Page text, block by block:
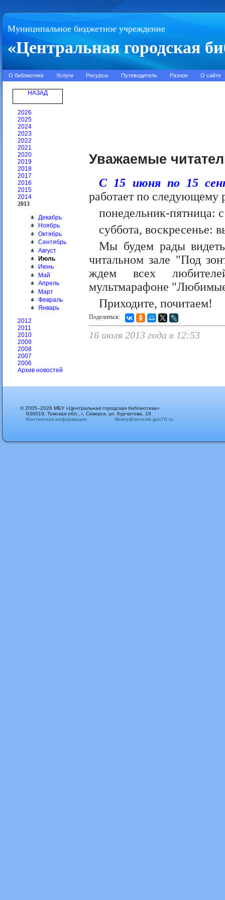
Муниципальное бюджетное учреждение
«Центральная городская
О библиотеке Услуги Ресурсы Путеводитель Разное О сайте
НАЗАД
2026
2025
2024
2023
2022
2021
2020
2019
2018
2017
2016
2015
2014
2013
Декабрь
Ноябрь
Октябрь
Сентябрь
Август
Июль
Июнь
Май
Апрель
Март
Февраль
Январь
2012
2011
2010
2009
2008
2007
2006
Архив новостей
Уважаемые
С 15 июня по 15
работает по следующему
понедельник-пятница:
суббота, воскресенье:
Мы будем рады
читальном зале "Под
ждем всех
мультмарафоне
Приходите, почитаем!
Поделиться:
16 июля 2013 года в 12:53
© 2005–2026 МБУ «Центральная городская библиотека»
636019, Томская обл., г. Северск, ул. Курчатова, 16
Контактная информация
library@seversk.gov70.ru